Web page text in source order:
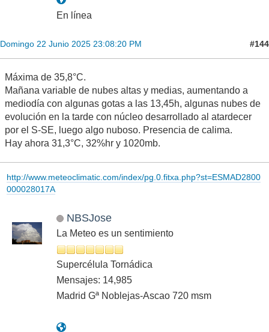
En línea
Domingo 22 Junio 2025 23:08:20 PM #144
Máxima de 35,8°C.
Mañana variable de nubes altas y medias, aumentando a
mediodía con algunas gotas a las 13,45h, algunas nubes de
evolución en la tarde con núcleo desarrollado al atardecer
por el S-SE, luego algo nuboso. Presencia de calima.
Hay ahora 31,3°C, 32%hr y 1020mb.
http://www.meteoclimatic.com/index/pg.0.fitxa.php?st=ESMAD2800
000028017A
NBSJose
La Meteo es un sentimiento
Supercélula Tornádica
Mensajes: 14,985
Madrid Gª Noblejas-Ascao 720 msm